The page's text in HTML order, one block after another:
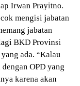
Irwan Prayitno.
mengisi jabatan
jabatan
BKD Provinsi
ada. “Kalau
OPD yang
karena akan